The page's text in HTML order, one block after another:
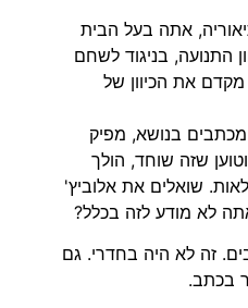
אתה בעל הבית
התנועה, בניגוד לשחם
את הכיוון של
בנושא, מפיק
שזה שוחד, הולך
שואלים את אלוביץ'
לא מודע לזה בכלל?
זה לא היה בחדרי. גם
בכתב.